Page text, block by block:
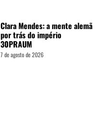
Clara Mendes: a mente alemã
por trás do império
30PRAUM
7 de agosto de 2026